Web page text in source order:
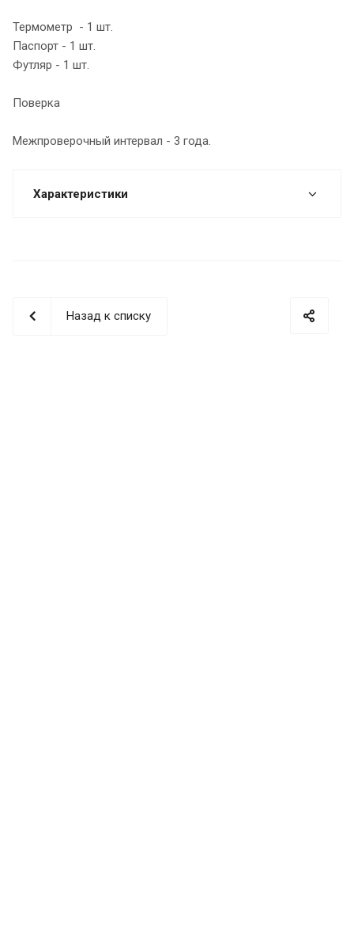
Термометр - 1 шт.
Паспорт - 1 шт.
Футляр - 1 шт.
Поверка
Межпроверочный интервал - 3 года.
Характеристики
Назад к списку